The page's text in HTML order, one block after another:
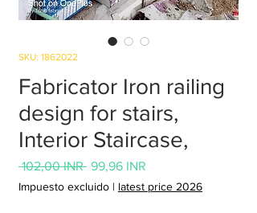
SKU: 1862022
Fabricator Iron railing
design for stairs,
Interior Staircase,
102,00 INR Precio
99,96 INR
oferta
Impuesto excluido | latest price 2026